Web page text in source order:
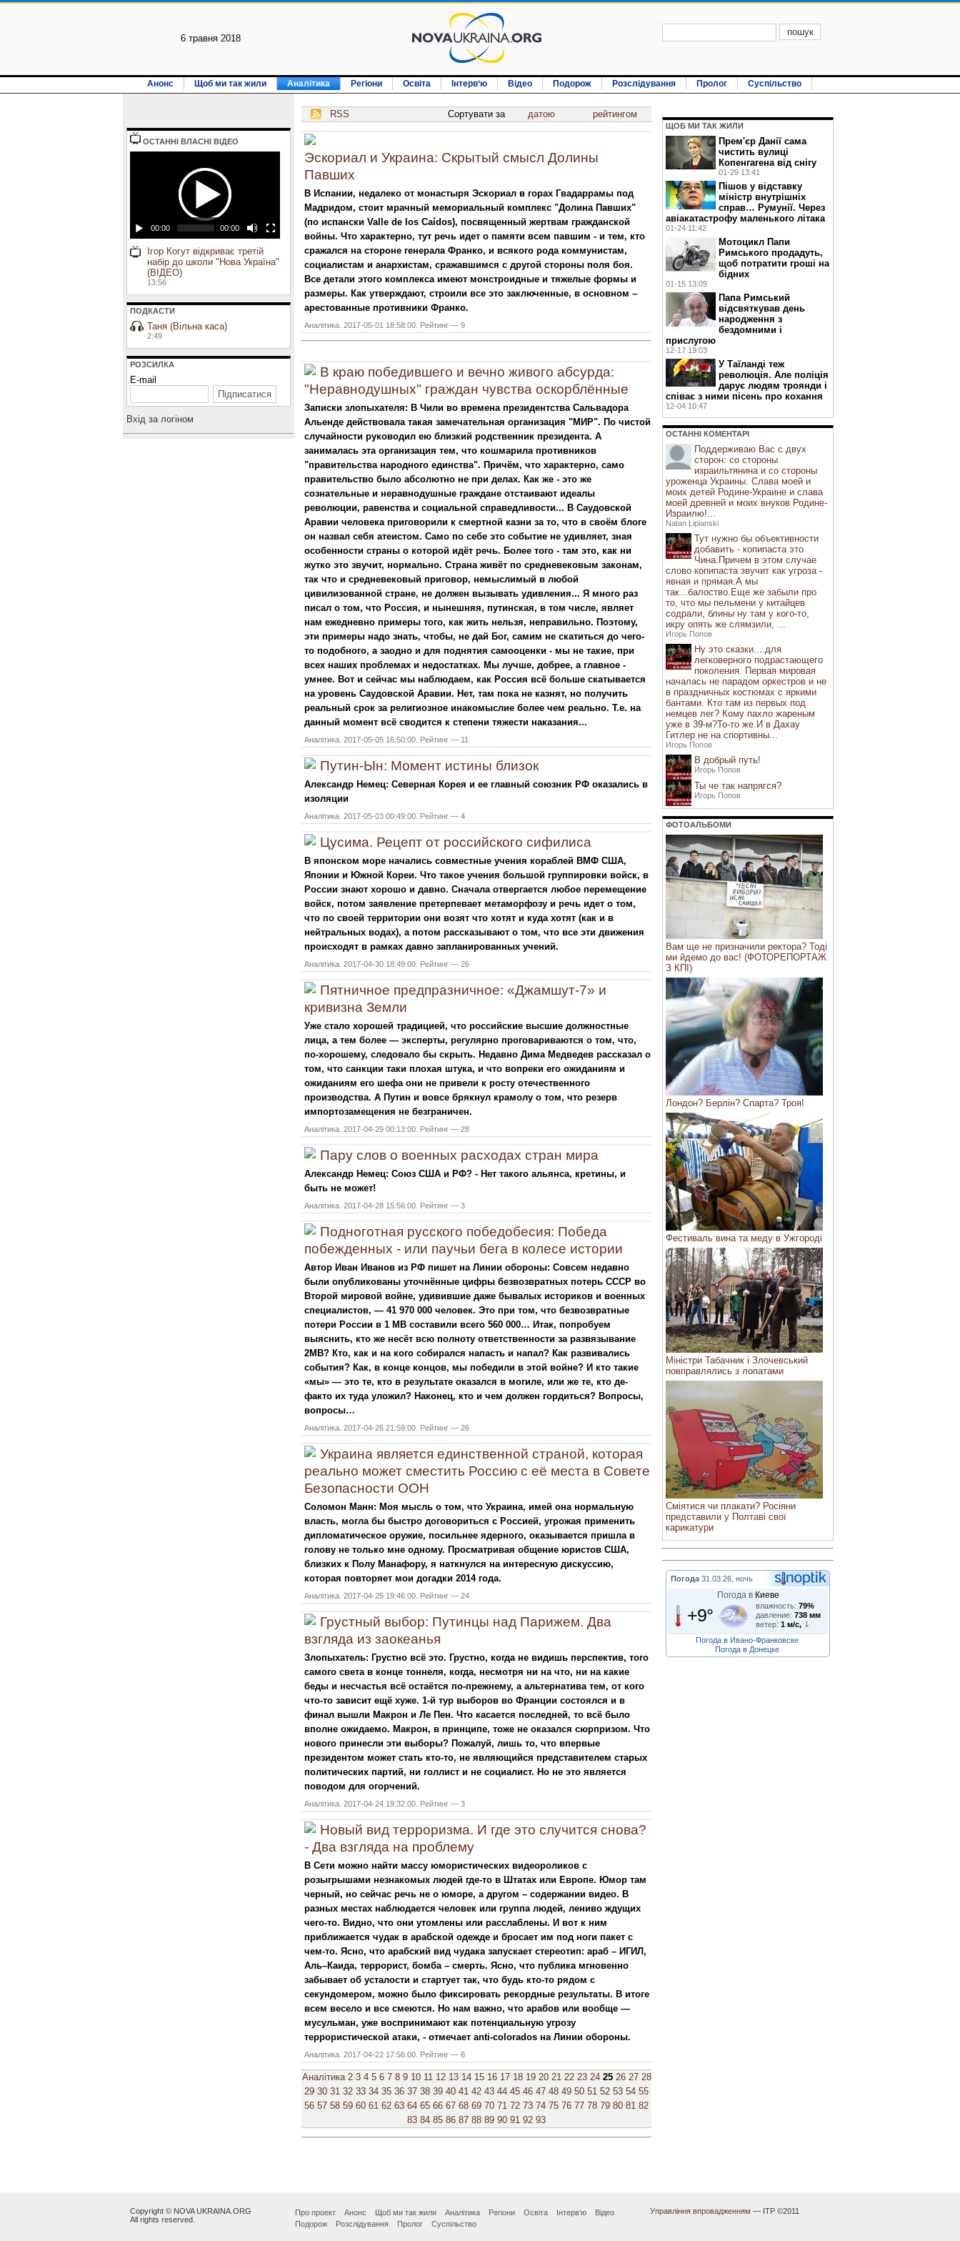
6 травня 2018
Анонс Щоб ми так жили Аналітика Регіони Освіта Інтерв‘ю Відео Подорож Розслідування Пролог Суспільство
ОСТАННI ВЛАСНI ВIДЕО
00:00 00:00
Ігор Когут відкриває третій
набір до школи "Нова Україна"
(ВІДЕО)
13:56
ПОДКАСТИ
Таня (Вільна каса)
2:49
РОЗСИЛКА
E-mail
Вхiд за логiном
RSS Сортувати за датою рейтингом
Эскориал и Украина: Скрытый смысл Долины
Павших
В Испании, недалеко от монастыря Эскориал в горах Гвадаррамы под
Мадридом, стоит мрачный мемориальный комплекс "Долина Павших"
(по испански Valle de los Caídos), посвященный жертвам гражданской
войны. Что характерно, тут речь идет о памяти всем павшим - и тем, кто
сражался на стороне генерала Франко, и всякого рода коммунистам,
социалистам и анархистам, сражавшимся с другой стороны поля боя.
Все детали этого комплекса имеют монстроидные и тяжелые формы и
размеры. Как утверждают, строили все это заключенные, в основном –
арестованные противники Франко.
Аналітика. 2017-05-01 18:58:00. Рейтинг — 9
В краю победившего и вечно живого абсурда:
"Неравнодушных" граждан чувства оскорблённые
Записки злопыхателя: В Чили во времена президентства Сальвадора
Альенде действовала такая замечательная организация "МИР". По чистой
случайности руководил ею близкий родственник президента. А
занималась эта организация тем, что кошмарила противников
"правительства народного единства". Причём, что характерно, само
правительство было абсолютно не при делах. Как же - это же
сознательные и неравнодушные граждане отстаивают идеалы
революции, равенства и социальной справедливости... В Саудовской
Аравии человека приговорили к смертной казни за то, что в своём блоге
он назвал себя атеистом. Само по себе это событие не удивляет, зная
особенности страны о которой идёт речь. Более того - там это, как ни
жутко это звучит, нормально. Страна живёт по средневековым законам,
так что и средневековый приговор, немыслимый в любой
цивилизованной стране, не должен вызывать удивления... Я много раз
писал о том, что Россия, и нынешняя, путинская, в том числе, являет
нам ежедневно примеры того, как жить нельзя, неправильно. Поэтому,
эти примеры надо знать, чтобы, не дай Бог, самим не скатиться до чего-
то подобного, а заодно и для поднятия самооценки - мы не такие, при
всех наших проблемах и недостатках. Мы лучше, добрее, а главное -
умнее. Вот и сейчас мы наблюдаем, как Россия всё больше скатывается
на уровень Саудовской Аравии. Нет, там пока не казнят, но получить
реальный срок за религиозное инакомыслие более чем реально. Т.е. на
данный момент всё сводится к степени тяжести наказания...
Аналітика. 2017-05-05 16:50:00. Рейтинг — 11
Путин-Ын: Момент истины близок
Александр Немец: Северная Корея и ее главный союзник РФ оказались в
изоляции
Аналітика. 2017-05-03 00:49:00. Рейтинг — 4
Цусима. Рецепт от российского сифилиса
В японском море начались совместные учения кораблей ВМФ США,
Японии и Южной Кореи. Что такое учения большой группировки войск, в
России знают хорошо и давно. Сначала отвергается любое перемещение
войск, потом заявление претерпевает метаморфозу и речь идет о том,
что по своей территории они возят что хотят и куда хотят (как и в
нейтральных водах), а потом рассказывают о том, что все эти движения
происходят в рамках давно запланированных учений.
Аналітика. 2017-04-30 18:49:00. Рейтинг — 26
Пятничное предпразничное: «Джамшут-7» и
кривизна Земли
Уже стало хорошей традицией, что российские высшие должностные
лица, а тем более — эксперты, регулярно проговариваются о том, что,
по-хорошему, следовало бы скрыть. Недавно Дима Медведев рассказал о
том, что санкции таки плохая штука, и что вопреки его ожиданиям и
ожиданиям его шефа они не привели к росту отечественного
производства. А Путин и вовсе брякнул крамолу о том, что резерв
импортозамещения не безграничен.
Аналітика. 2017-04-29 00:13:00. Рейтинг — 28
Пару слов о военных расходах стран мира
Александр Немец: Союз США и РФ? - Нет такого альянса, кретины, и
быть не может!
Аналітика. 2017-04-28 15:56:00. Рейтинг — 3
Подноготная русского победобесия: Победа
побежденных - или паучьи бега в колесе истории
Автор Иван Иванов из РФ пишет на Линии обороны: Совсем недавно
были опубликованы уточнённые цифры безвозвратных потерь СССР во
Второй мировой войне, удивившие даже бывалых историков и военных
специалистов, — 41 970 000 человек. Это при том, что безвозвратные
потери России в 1 МВ составили всего 560 000… Итак, попробуем
выяснить, кто же несёт всю полноту ответственности за развязывание
2МВ? Кто, как и на кого собирался напасть и напал? Как развивались
события? Как, в конце концов, мы победили в этой войне? И кто такие
«мы» — это те, кто в результате оказался в могиле, или же те, кто де-
факто их туда уложил? Наконец, кто и чем должен гордиться? Вопросы,
вопросы…
Аналітика. 2017-04-26 21:59:00. Рейтинг — 26
Украина является единственной страной, которая
реально может сместить Россию с её места в Совете
Безопасности ООН
Соломон Манн: Моя мысль о том, что Украина, имей она нормальную
власть, могла бы быстро договориться с Россией, угрожая применить
дипломатическое оружие, посильнее ядерного, оказывается пришла в
голову не только мне одному. Просматривая общение юристов США,
близких к Полу Манафору, я наткнулся на интересную дискуссию,
которая повторяет мои догадки 2014 года.
Аналітика. 2017-04-25 19:46:00. Рейтинг — 24
Грустный выбор: Путинцы над Парижем. Два
взгляда из заокеанья
Злопыхатель: Грустно всё это. Грустно, когда не видишь перспектив, того
самого света в конце тоннеля, когда, несмотря ни на что, ни на какие
беды и несчастья всё остаётся по-прежнему, а альтернатива тем, от кого
что-то зависит ещё хуже. 1-й тур выборов во Франции состоялся и в
финал вышли Макрон и Ле Пен. Что касается последней, то всё было
вполне ожидаемо. Макрон, в принципе, тоже не оказался сюрпризом. Что
нового принесли эти выборы? Пожалуй, лишь то, что впервые
президентом может стать кто-то, не являющийся представителем старых
политических партий, ни голлист и не социалист. Но не это является
поводом для огорчений.
Аналітика. 2017-04-24 19:32:00. Рейтинг — 3
Новый вид терроризма. И где это случится снова?
- Два взгляда на проблему
В Сети можно найти массу юмористических видеороликов с
розыгрышами незнакомых людей где-то в Штатах или Европе. Юмор там
черный, но сейчас речь не о юморе, а другом – содержании видео. В
разных местах наблюдается человек или группа людей, лениво ждущих
чего-то. Видно, что они утомлены или расслаблены. И вот к ним
приближается чудак в арабской одежде и бросает им под ноги пакет с
чем-то. Ясно, что арабский вид чудака запускает стереотип: араб – ИГИЛ,
Аль–Каида, террорист, бомба – смерть. Ясно, что публика мгновенно
забывает об усталости и стартует так, что будь кто-то рядом с
секундомером, можно было фиксировать рекордные результаты. В итоге
всем весело и все смеются. Но нам важно, что арабов или вообще —
мусульман, уже воспринимают как потенциальную угрозу
террористической атаки, - отмечает anti-colorados на Линии обороны.
Аналітика. 2017-04-22 17:56:00. Рейтинг — 6
Аналітика 2 3 4 5 6 7 8 9 10 11 12 13 14 15 16 17 18 19 20 21 22 23 24 25 26 27 28
29 30 31 32 33 34 35 36 37 38 39 40 41 42 43 44 45 46 47 48 49 50 51 52 53 54 55
56 57 58 59 60 61 62 63 64 65 66 67 68 69 70 71 72 73 74 75 76 77 78 79 80 81 82
83 84 85 86 87 88 89 90 91 92 93
ЩОБ МИ ТАК ЖИЛИ
Прем'єр Данії сама
чистить вулиці
Копенгагена від снігу
01-29 13:41
Пішов у відставку
міністр внутрішніх
справ… Румунії. Через
авіакатастрофу маленького літака
01-24 11:42
Мотоцикл Папи
Римського продадуть,
щоб потратити гроші на
бідних
01-15 13:09
Папа Римський
відсвяткував день
народження з
бездомними і
прислугою
12-17 19:03
У Таїланді теж
революція. Але поліція
дарує людям троянди і
співає з ними пісень про кохання
12-04 10:47
ОСТАННI КОМЕНТАРI
Поддерживаю Вас с двух
сторон: со стороны
израильтянина и со стороны
уроженца Украины. Слава моей и
моих детей Родине-Украине и слава
моей древней и моих внуков Родине-
Израилю!...
Natan Lipianski
Тут нужно бы объективности
добавить - копипаста это
Чина.Причем в этом случае
слово копипаста звучит как угроза -
явная и прямая.А мы
так...балоство.Еще же забыли про
то, что мы пельмени у китайцев
содрали, блины ну там у кого-то,
икру опять же слямзили, ...
Игорь Попов
Ну это сказки....для
легковерного подрастающего
поколения. Первая мировая
началась не парадом оркестров и не
в праздничных костюмах с яркими
бантами. Кто там из первых под
немцев лег? Кому пахло жареным
уже в 39-м?То-то же.И в Дахау
Гитлер не на спортивны...
Игорь Попов
В добрый путь!
Игорь Попов
Ты че так напрягся?
Игорь Попов
ФОТОАЛЬБОМИ
Вам ще не призначили ректора? Тоді
ми йдемо до вас! (ФОТОРЕПОРТАЖ
З КПІ)
Лондон? Берлін? Спарта? Троя!
Фестиваль вина та меду в Ужгороді
Міністри Табачник і Злочевський
повправлялись з лопатами
Сміятися чи плакати? Росіяни
представили у Полтаві свої
карикатури
Погода 31.03.26, ночь
Погода в Киеве
+9° влажность: 79%
давление: 738 мм
ветер: 1 м/с,
Погода в Ивано-Франковске
Погода в Донецке
Copyright © NOVA UKRAINA.ORG
All rights reserved.
Про проект Анонс Щоб ми так жили Аналітика Регіони Освіта Інтерв‘ю
Відео
Подорож
Розслідування Пролог Суспільство
Управління впровадженням — ІТР ©2011